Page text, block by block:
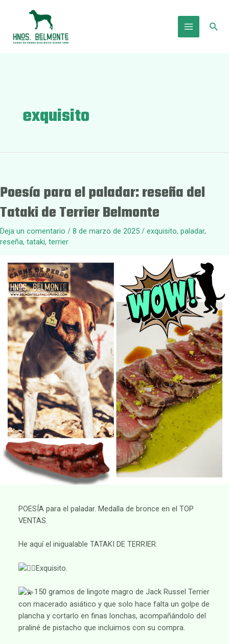
Main
exquisito
Poesía para el paladar: reseña del
Tataki de Terrier Belmonte
Deja un comentario / 8 de marzo de 2025 / exquisito, paladar,
reseña, tataki, terrier
POESÍA para el paladar. Medalla de bronce en el TOP
VENTAS.
He aquí el inigualable TATAKI DE TERRIER.
​Exquisito.
​150 gramos de lingote magro de Jack Russel Terrier
con macerado asiático y que solo hace falta un golpe de
plancha y cortarlo en finas lonchas, acompañándolo del
praliné de pistacho que incluimos con su compra.